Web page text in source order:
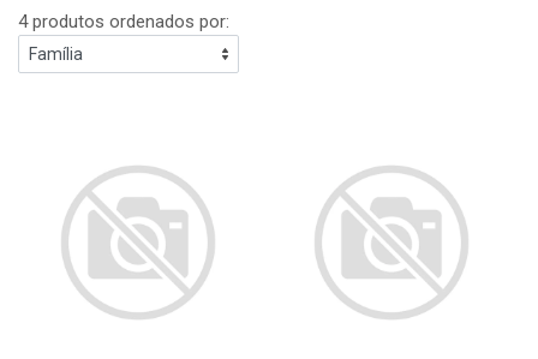
4 produtos ordenados por: